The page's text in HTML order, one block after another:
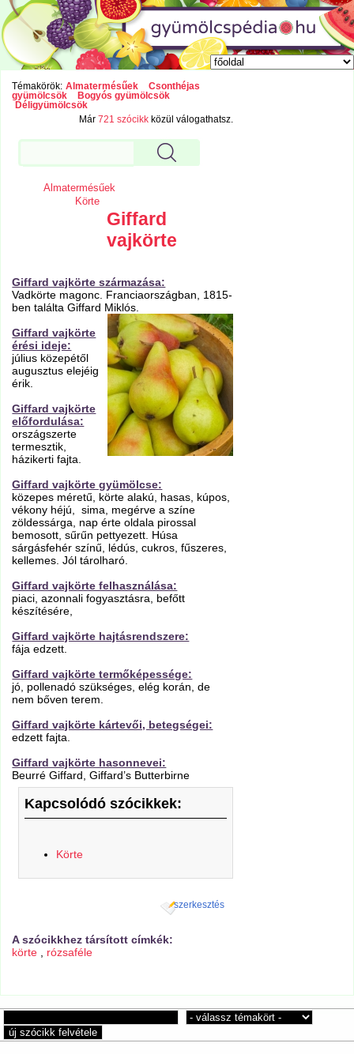
Témakörök: Almatermésűek
Csonthéjas
gyümölcsök
Bogyós gyümölcsök
Déligyümölcsök
Már721 szócikk közül válogathatsz.
Almatermésűek
Körte
Giffard
vajkörte
Giffard vajkörte származása:
Vadkörte magonc. Franciaországban, 1815-
ben találta Giffard Miklós.
Giffard vajkörte
érési ideje:
július közepétől
augusztus elejéig
érik.
Giffard vajkörte
előfordulása:
országszerte
termesztik,
házikerti fajta.
Giffard vajkörte gyümölcse:
közepes méretű, körte alakú, hasas, kúpos,
vékony héjú, sima, megérve a színe
zöldessárga, nap érte oldala pirossal
bemosott, sűrűn pettyezett. Húsa
sárgásfehér színű, lédús, cukros, fűszeres,
kellemes. Jól tárolharó.
Giffard vajkörte felhasználása:
piaci, azonnali fogyasztásra, befőtt
készítésére,
Giffard vajkörte hajtásrendszere:
fája edzett.
Giffard vajkörte termőképessége:
jó, pollenadó szükséges, elég korán, de
nem bőven terem.
Giffard vajkörte kártevői, betegségei:
edzett fajta.
Giffard vajkörte hasonnevei:
Beurré Giffard, Giffard’s Butterbirne
Kapcsolódó szócikkek:
Körte
szerkesztés
A szócikkhez társított címkék:
körte
rózsaféle